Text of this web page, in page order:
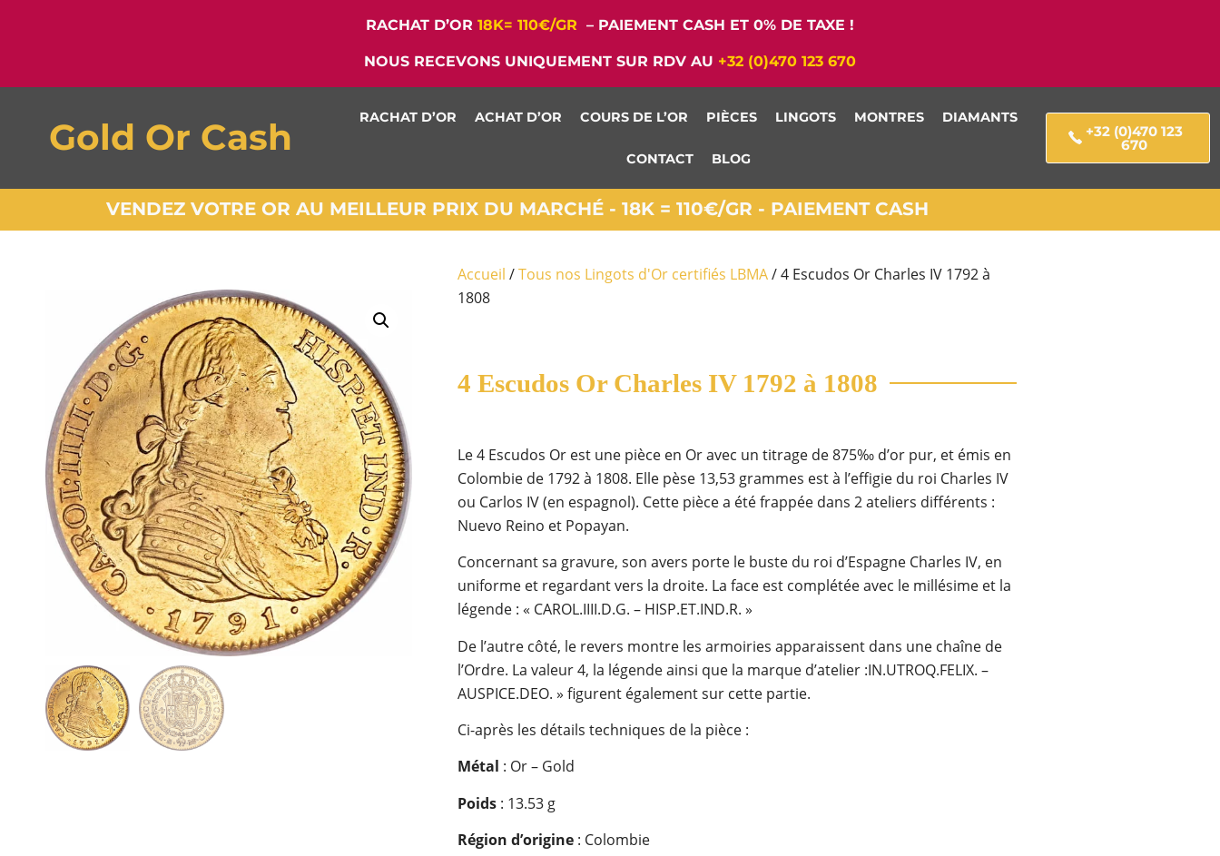
RACHAT D’OR 18K= 110€/GR – PAIEMENT CASH ET 0% DE TAXE !
NOUS RECEVONS UNIQUEMENT SUR RDV AU +32 (0)470 123 670
Gold Or Cash RACHAT D’OR ACHAT D’OR COURS DE L’OR PIÈCES LINGOTS MONTRES DIAMANTS
CONTACT BLOG
+32 (0)470 123
670
VENDEZ VOTRE OR AU MEILLEUR PRIX DU MARCHÉ - 18K = 110€/GR - PAIEMENT CASH
Accueil /Tous nos Lingots d'Or certifiés LBMA/ 4 Escudos Or Charles IV 1792 à
1808
4 Escudos Or Charles IV 1792 à 1808
Le 4 Escudos Or est une pièce en Or avec un titrage de 875‰ d’or pur, et émis en
Colombie de 1792 à 1808. Elle pèse 13,53 grammes est à l’effigie du roi Charles IV
ou Carlos IV (en espagnol). Cette pièce a été frappée dans 2 ateliers différents :
Nuevo Reino et Popayan.
Concernant sa gravure, son avers porte le buste du roi d’Espagne Charles IV, en
uniforme et regardant vers la droite. La face est complétée avec le millésime et la
légende : « CAROL.IIII.D.G. – HISP.ET.IND.R. »
De l’autre côté, le revers montre les armoiries apparaissent dans une chaîne de
l’Ordre. La valeur 4, la légende ainsi que la marque d’atelier :IN.UTROQ.FELIX. –
AUSPICE.DEO. » figurent également sur cette partie.
Ci-après les détails techniques de la pièce :
Métal : Or – Gold
Poids: 13.53 g
Région d’origine: Colombie